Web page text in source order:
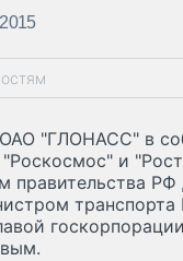
"ГЛОНАСС" в
и
правительства